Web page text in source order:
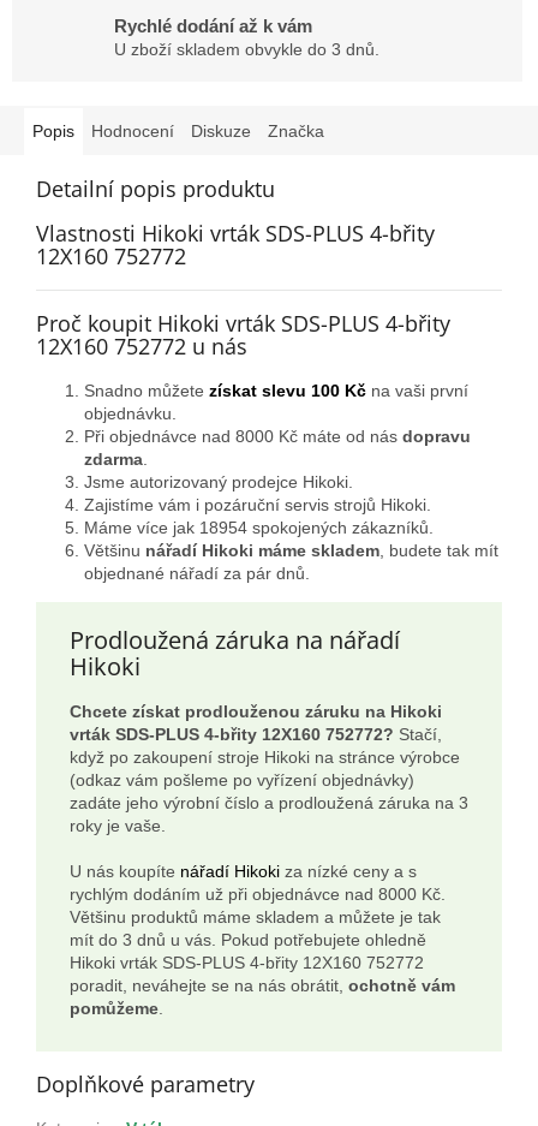
Rychlé dodání až k vám
U zboží skladem obvykle do 3 dnů.
Popis Hodnocení Diskuze Značka
Detailní popis produktu
Vlastnosti Hikoki vrták SDS-PLUS 4-břity
12X160 752772
Proč koupit Hikoki vrták SDS-PLUS 4-břity
12X160 752772 u nás
Snadno můžete získat slevu 100 Kč na vaši první
objednávku.
Při objednávce nad 8000 Kč máte od nás dopravu
zdarma
Jsme autorizovaný prodejce Hikoki.
Zajistíme vám i pozáruční servis strojů Hikoki.
Máme více jak 18954 spokojených zákazníků.
Většinu nářadí Hikoki máme skladem , budete tak mít
objednané nářadí za pár dnů.
Prodloužená záruka na nářadí
Hikoki
Chcete získat prodlouženou záruku na Hikoki
vrták SDS-PLUS 4-břity 12X160 752772? Stačí,
když po zakoupení stroje Hikoki na stránce výrobce
(odkaz vám pošleme po vyřízení objednávky)
zadáte jeho výrobní číslo a prodloužená záruka na 3
roky je vaše.
U nás koupíte nářadí Hikoki za nízké ceny a s
rychlým dodáním už při objednávce nad 8000 Kč.
Většinu produktů máme skladem a můžete je tak
mít do 3 dnů u vás. Pokud potřebujete ohledně
Hikoki vrták SDS-PLUS 4-břity 12X160 752772
poradit, neváhejte se na nás obrátit, ochotně vám
pomůžeme
Doplňkové parametry